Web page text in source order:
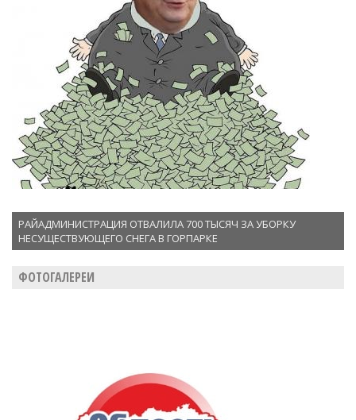
РАЙАДМИНИСТРАЦИЯ ОТВАЛИЛА 700 ТЫСЯЧ ЗА УБОРКУ
НЕСУЩЕСТВУЮЩЕГО СНЕГА В ГОРПАРКЕ
ФОТОГАЛЕРЕИ